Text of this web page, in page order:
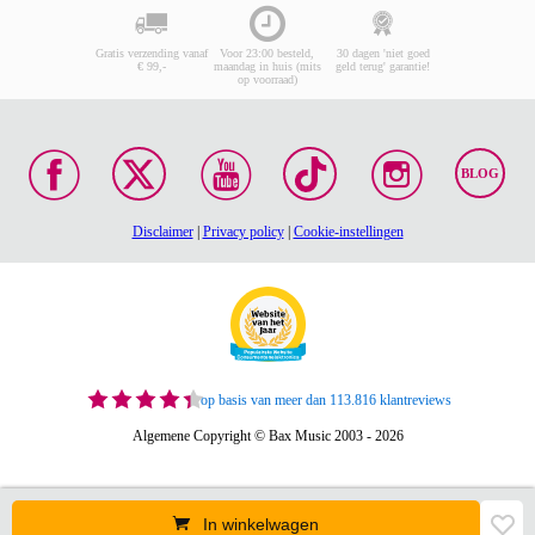
In winkelwagen
Gratis verzending vanaf
€ 99,-
Voor 23:00 besteld,
maandag in huis (mits
op voorraad)
30 dagen 'niet goed
geld terug' garantie!
BLOG
Disclaimer| Privacy policy| Cookie-instellingen
op basis van meer dan 113.816 klantreviews
Algemene Copyright © Bax Music 2003 - 2026